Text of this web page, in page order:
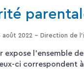
août 2022 - Direction de
expose l'ensemble
ci correspondent à